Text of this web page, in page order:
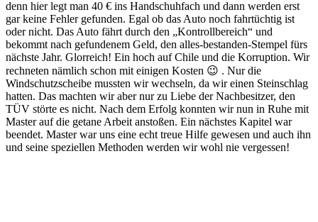
denn hier legt man 40 € ins Handschuhfach und dann werden erst
gar keine Fehler gefunden. Egal ob das Auto noch fahrtüchtig ist
oder nicht. Das Auto fährt durch den „Kontrollbereich“ und
bekommt nach gefundenem Geld, den alles-bestanden-Stempel fürs
nächste Jahr. Glorreich! Ein hoch auf Chile und die Korruption. Wir
rechneten nämlich schon mit einigen Kosten 😉 . Nur die
Windschutzscheibe mussten wir wechseln, da wir einen Steinschlag
hatten. Das machten wir aber nur zu Liebe der Nachbesitzer, den
TÜV störte es nicht. Nach dem Erfolg konnten wir nun in Ruhe mit
Master auf die getane Arbeit anstoßen. Ein nächstes Kapitel war
beendet. Master war uns eine echt treue Hilfe gewesen und auch ihn
und seine speziellen Methoden werden wir wohl nie vergessen!